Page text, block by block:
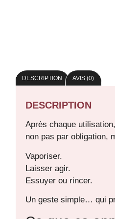
DESCRIPTION AVIS (0)
DESCRIPTION
Après chaque
non pas par obligation,
Vaporiser.
Laisser agir.
Essuyer ou rincer.
Un geste simple… qui